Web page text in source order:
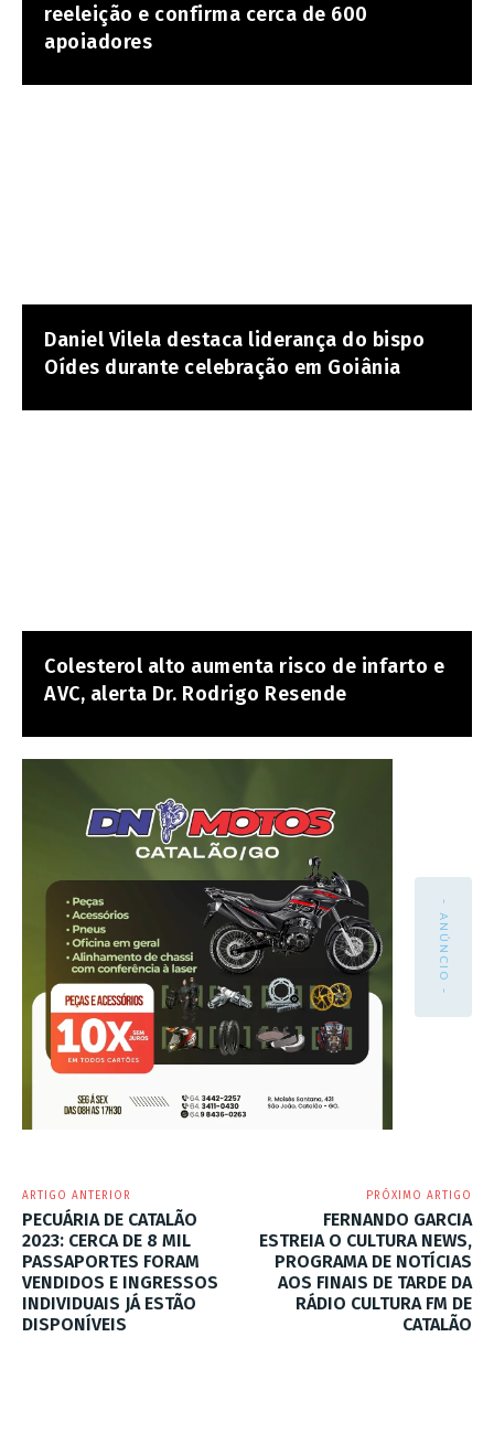
reeleição e confirma cerca de 600
apoiadores
Daniel Vilela destaca liderança do bispo
Oídes durante celebração em Goiânia
Colesterol alto aumenta risco de infarto e
AVC, alerta Dr. Rodrigo Resende
- ANÚNCIO -
ARTIGO ANTERIOR
PECUÁRIA DE CATALÃO
2023: CERCA DE 8 MIL
PASSAPORTES FORAM
VENDIDOS E INGRESSOS
INDIVIDUAIS JÁ ESTÃO
DISPONÍVEIS
PRÓXIMO ARTIGO
FERNANDO GARCIA
ESTREIA O CULTURA NEWS,
PROGRAMA DE NOTÍCIAS
AOS FINAIS DE TARDE DA
RÁDIO CULTURA FM DE
CATALÃO